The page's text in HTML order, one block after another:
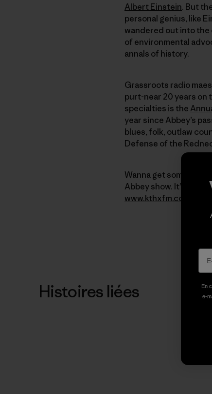
Albert Einstein. But
personal genius, like
wandered out into
of environmental
annals of history.
Grassroots radio
purt-near 20 years on
specialties is the
year since Abbey’s
blues, folk, outlaw
Defense of the
Wanna get some Ed in
Abbey show. It’s
www.kthxfm.com
and
Histoires liées
En
e-